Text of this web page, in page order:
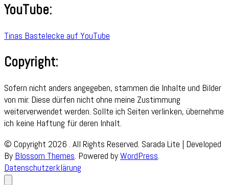
YouTube:
Tinas Bastelecke auf YouTube
Copyright:
Sofern nicht anders angegeben, stammen die Inhalte und Bilder
von mir. Diese dürfen nicht ohne meine Zustimmung
weiterverwendet werden. Sollte ich Seiten verlinken, übernehme
ich keine Haftung für deren Inhalt.
© Copyright 2026 . All Rights Reserved. Sarada Lite | Developed
By Blossom Themes. Powered byWordPress.
Datenschutzerklärung